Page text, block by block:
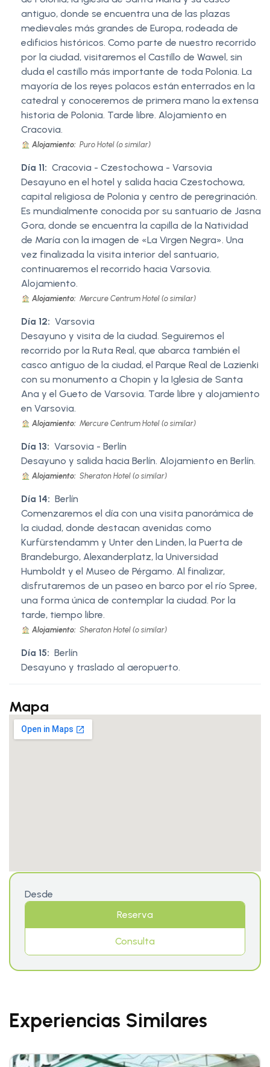
antiguo, donde se encuentra una de las plazas
medievales más grandes de Europa, rodeada de
edificios históricos. Como parte de nuestro recorrido
por la ciudad, visitaremos el Castillo de Wawel, sin
duda el castillo más importante de toda Polonia. La
mayoría de los reyes polacos están enterrados en la
catedral y conoceremos de primera mano la extensa
historia de Polonia. Tarde libre. Alojamiento en
Cracovia.
Alojamiento: Puro Hotel (o similar)
Día 11: Cracovia - Czestochowa - Varsovia
Desayuno en el hotel y salida hacia Czestochowa,
capital religiosa de Polonia y centro de peregrinación.
Es mundialmente conocida por su santuario de Jasna
Gora, donde se encuentra la capilla de la Natividad
de María con la imagen de «La Virgen Negra». Una
vez finalizada la visita interior del santuario,
continuaremos el recorrido hacia Varsovia.
Alojamiento.
Alojamiento: Mercure Centrum Hotel (o similar)
Día 12: Varsovia
Desayuno y visita de la ciudad. Seguiremos el
recorrido por la Ruta Real, que abarca también el
casco antiguo de la ciudad, el Parque Real de Lazienki
con su monumento a Chopin y la Iglesia de Santa
Ana y el Gueto de Varsovia. Tarde libre y alojamiento
en Varsovia.
Alojamiento: Mercure Centrum Hotel (o similar)
Día 13: Varsovia - Berlín
Desayuno y salida hacia Berlín. Alojamiento en Berlín.
Alojamiento: Sheraton Hotel (o similar)
Día 14: Berlín
Comenzaremos el día con una visita panorámica de
la ciudad, donde destacan avenidas como
Kurfürstendamm y Unter den Linden, la Puerta de
Brandeburgo, Alexanderplatz, la Universidad
Humboldt y el Museo de Pérgamo. Al finalizar,
disfrutaremos de un paseo en barco por el río Spree,
una forma única de contemplar la ciudad. Por la
tarde, tiempo libre.
Alojamiento: Sheraton Hotel (o similar)
Día 15: Berlín
Desayuno y traslado al aeropuerto.
Mapa
Desde
Reserva
Consulta
Experiencias Similares